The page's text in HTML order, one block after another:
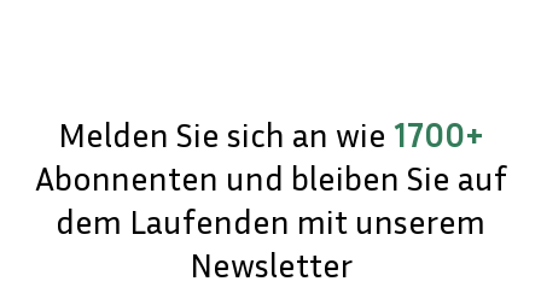
Melden Sie sich an wie 1700+
Abonnenten und bleiben Sie auf
dem Laufenden mit unserem
Newsletter